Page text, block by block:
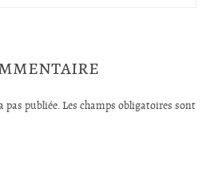
pas publiée. Les champs obligatoires sont